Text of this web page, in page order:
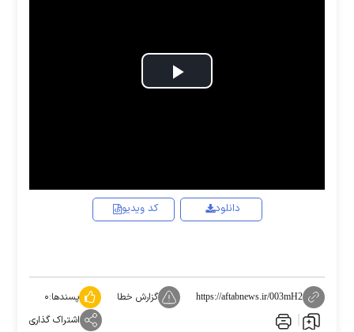
Play
کد ویدیو دانلود
https://aftabnews.ir/003mH2 گزارش خطا پسندها:۰
اشتراک گذاری